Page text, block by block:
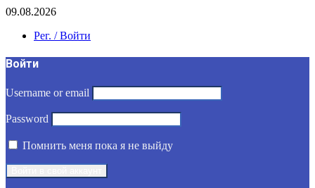
09.08.2026
Рег. / Войти
Войти
Username or email
Password
Помнить меня пока я не выйду